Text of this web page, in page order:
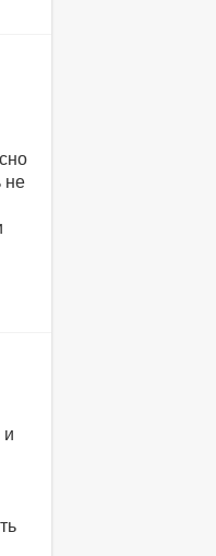
не